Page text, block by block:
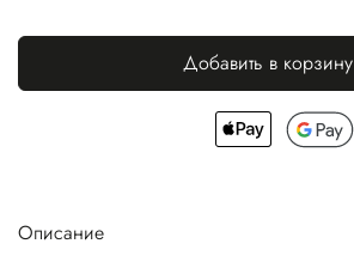
Добавить в корзину
Описание